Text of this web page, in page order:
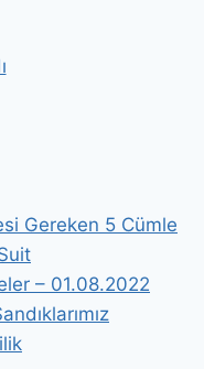
Gereken 5 Cümle
– 01.08.2022